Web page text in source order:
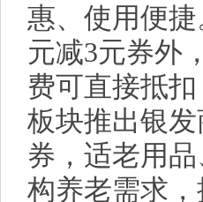
惠、使用便
元减3元券外
费可直接抵
板块推出银
券，适老用
构养老需求，